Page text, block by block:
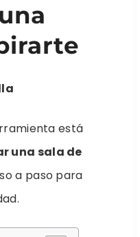
está
una sala de
a paso para